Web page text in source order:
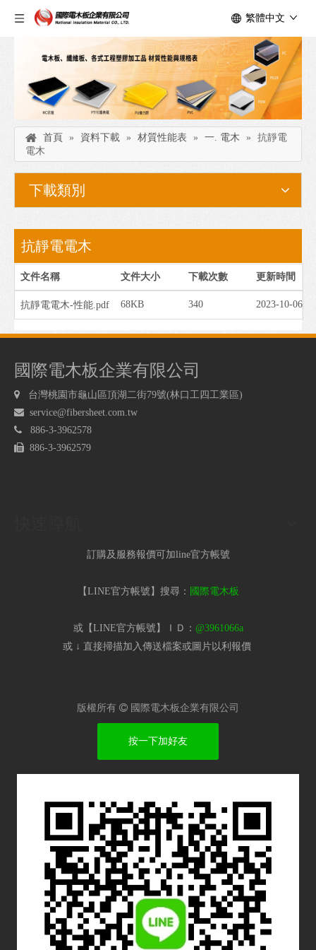
繁體中文
首頁 » 資料下載 » 材質性能表 » 一. 電木 »
抗靜電
電木
下載類別
抗靜電電木
文件名稱 文件大小 下載次數 更新時間
抗靜電電木-性能.pdf 68KB 340 2023-10-06
國際電木板企業有限公司
 台灣桃園市龜山區頂湖二街79號(林口工四工業區)
 service@fibersheet.com.tw
 886-3-3962578
 886-3-3962579
訂購及服務報價可加line官方帳號
【LINE官方帳號】搜尋： 國際電木板
或【LINE官方帳號】ＩＤ： @3961066a
或 ↓ 直接掃描加入傳送檔案或圖片以利報價​
版權所有  國際電木板企業有限公司
按一下加好友